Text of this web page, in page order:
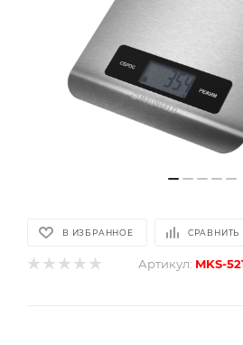
В ИЗБРАННОЕ СРАВНИТЬ
Артикул: MKS-